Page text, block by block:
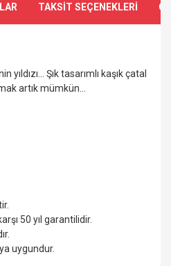
TAKSİT SEÇENEKLERİ
Şık tasarımlı kaşık çatal
artık mümkün...
50 yıl garantilidir.
uygundur.